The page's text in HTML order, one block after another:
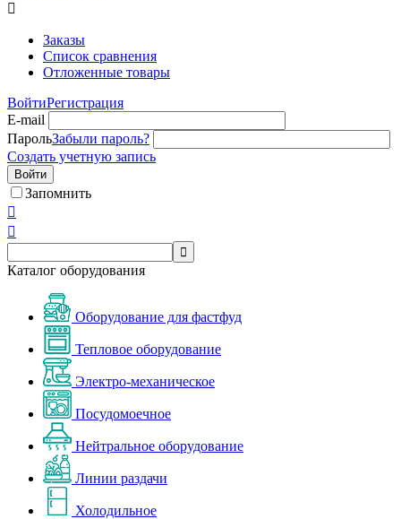

Заказы
Список сравнения
Отложенные товары
ВойтиРегистрация
E-mail
ПарольЗабыли пароль?
Создать учетную запись
Войти
Запомнить



Каталог оборудования
Оборудование для фастфуд
Тепловое оборудование
Электро-механическое
Посудомоечное
Нейтральное оборудование
Линии раздачи
Холодильное